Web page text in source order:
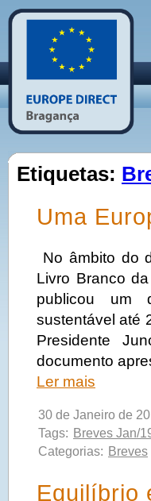
Etiquetas:
Uma
No âmbito do
Livro Branco
publicou um
sustentável até
Presidente
documento
Ler mais
30 de Janeiro de
Tags: Breves Jan/
Categorias: Breves
Equilíbrio